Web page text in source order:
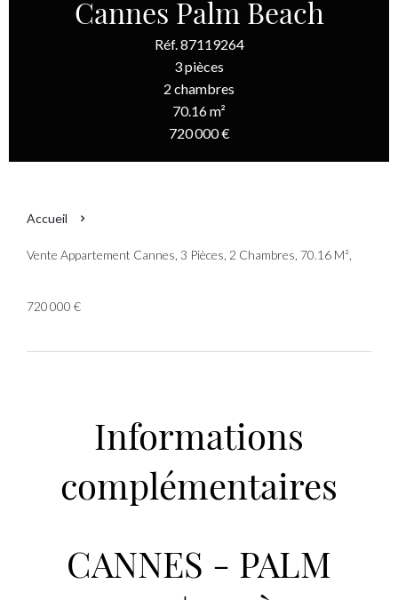
Cannes Palm Beach
Réf. 87119264
3 pièces
2 chambres
70.16 m²
720 000 €
Accueil
Vente Appartement Cannes, 3 Pièces, 2 Chambres, 70.16 M²,
720 000 €
Informations
complémentaires
CANNES - PALM